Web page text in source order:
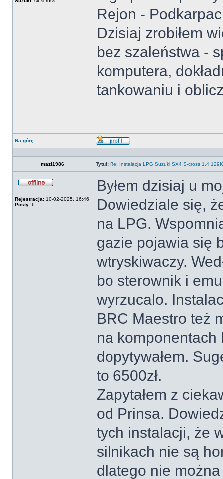
Rejon -
Dzisiaj zrobiłem
bez szaleństwa -
komputera,
tankowaniu i
Na górę
Wyświetl
mazi1986
Tytuł: Re: Instalacja LPG Suzuki SX4 S-cross 1.4
Rejestracja: 10-02-2025, 16:46
Posty: 6
Byłem dzisiaj u
Dowiedziale się,
na LPG.
gazie pojawia się
wtryskiwaczy.
bo sterownik i
wyrzucalo.
BRC Maestro też
na komponentach
dopytywałem.
to 6500zł.
Zapytałem z
od Prinsa.
tych instalacji, że
silnikach nie są
dlatego nie